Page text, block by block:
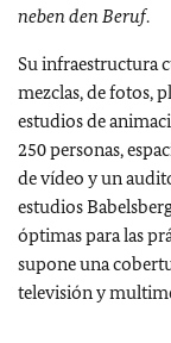
neben den Beruf.
Su infraestructura
mezclas, de fotos,
estudios de
250 personas,
de vídeo y un
estudios
óptimas para las
supone una
televisión y